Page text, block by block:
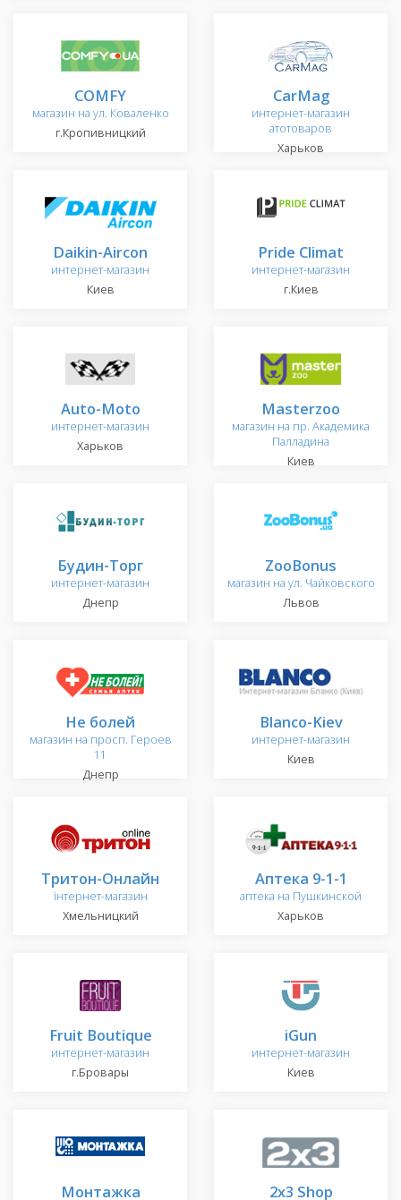
COMFY
магазин на ул. Коваленко
г.Кропивницкий
CarMag
интернет-магазин
атотоваров
Харьков
Daikin-Aircon
интернет-магазин
Киев
Pride Climat
интернет-магазин
г.Киев
Auto-Moto
интернет-магазин
Харьков
Masterzoo
магазин на пр. Академика
Палладина
Киев
Будин-Торг
интернет-магазин
Днепр
ZooBonus
магазин на ул. Чайковского
Львов
Не болей
магазин на просп. Героев
11
Днепр
Blanco-Kiev
интернет-магазин
Киев
Тритон-Онлайн
інтернет-магазин
Хмельницкий
Аптека 9-1-1
аптека на Пушкинской
Харьков
Fruit Boutique
интернет-магазин
г.Бровары
iGun
интернет-магазин
Киев
Монтажка 2x3 Shop